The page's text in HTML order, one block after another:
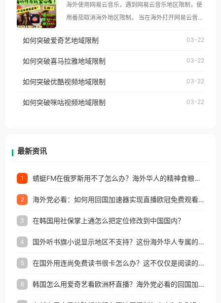
像其他音乐平台一样，出现地区及版权限制问题，且
仅能在中国大陆地区播放。 遇到这个问题的朋友们，
台湾、美国、加拿大、澳大利亚、欧洲等国家和地区
权限制所困扰。
海外使用网易云音乐，遇到网易云音乐地区限制，使
用番茄取消海外地区限制。 当在海外打开网易云音
播放”的提示语。 海外用户如香港、澳门、台湾、美
制问题，且仅能在中国大陆地区播放。 遇到这个问题
户收听网易云音乐地区版权限制」的问题，无论人在
如何突破爱奇艺地域限制 03-22
如何突破喜马拉雅地域限制 03-22
如何突破优酷视频地域限制 03-22
如何突破咪咕视频地域限制 03-22
最新资讯
1 蜻蜓FM在俄罗斯用不了怎么办？海外华人的精神食粮补给方案
2 海外党必看：如何用回国加速器实现直播欧冠免费观看？附影视音乐全攻略
3 在韩国用社保掌上通怎么把定位修改到中国国内？
4 国外听书旗小说显示地区不支持？这份海外华人专属的国内内容解锁指南请收好
5 在国外用连尚免费读书很卡怎么办？这不仅仅是阅读的烦恼
6 韩国怎么用爱奇艺看欧洲杯直播？海外党必看的回国加速全攻略